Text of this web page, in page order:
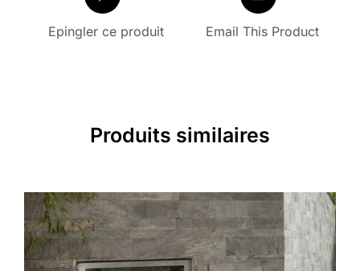
Epingler ce produit Email This Product
Produits similaires